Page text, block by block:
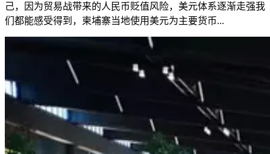
己，因为贸易战带来的人民币贬值风险，美元体系逐渐走强我
们都能感受得到，柬埔寨当地使用美元为主要货币...